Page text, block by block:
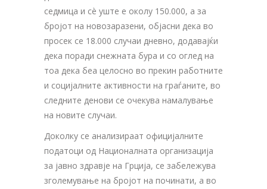
седмица и сè уште е околу 150.000, а за
бројот на новозаразени, објасни дека во
просек се 18.000 случаи дневно, додавајќи
дека поради снежната бура и со оглед на
тоа дека беа целосно во прекин работните
и социјалните активности на граѓаните, во
следните денови се очекува намалување
на новите случаи.
Доколку се анализираат официјалните
податоци од Националната организација
за јавно здравје на Грција, се забележува
зголемување на бројот на починати, а во